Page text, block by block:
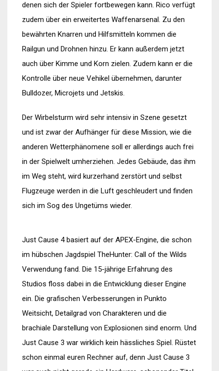
denen sich der Spieler fortbewegen kann. Rico verfügt
zudem über ein erweitertes Waffenarsenal. Zu den
bewährten Knarren und Hilfsmitteln kommen die
Railgun und Drohnen hinzu. Er kann außerdem jetzt
auch über Kimme und Korn zielen. Zudem kann er die
Kontrolle über neue Vehikel übernehmen, darunter
Bulldozer, Microjets und Jetskis.
Der Wirbelsturm wird sehr intensiv in Szene gesetzt
und ist zwar der Aufhänger für diese Mission, wie die
anderen Wetterphänomene soll er allerdings auch frei
in der Spielwelt umherziehen. Jedes Gebäude, das ihm
im Weg steht, wird kurzerhand zerstört und selbst
Flugzeuge werden in die Luft geschleudert und finden
sich im Sog des Ungetüms wieder.
Just Cause 4 basiert auf der APEX-Engine, die schon
im hübschen Jagdspiel TheHunter: Call of the Wilds
Verwendung fand. Die 15-jährige Erfahrung des
Studios floss dabei in die Entwicklung dieser Engine
ein. Die grafischen Verbesserungen in Punkto
Weitsicht, Detailgrad von Charakteren und die
brachiale Darstellung von Explosionen sind enorm. Und
Just Cause 3 war wirklich kein hässliches Spiel. Rüstet
schon einmal euren Rechner auf, denn Just Cause 3